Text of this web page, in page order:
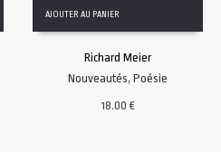
AJOUTER AU PANIER
Richard Meier
Nouveautés,Poésie
18.00€